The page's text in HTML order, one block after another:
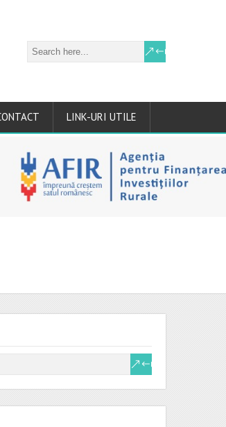
LINK-URI UTILE